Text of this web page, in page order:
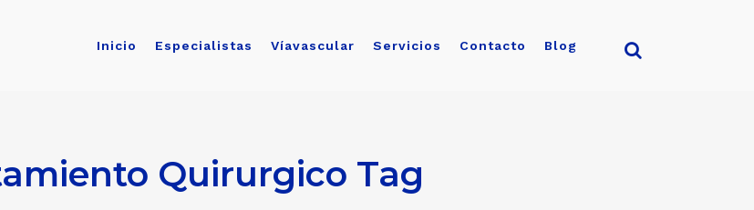
Inicio Especialistas Víavascular Servicios Contacto Blog
Quirurgico Tag